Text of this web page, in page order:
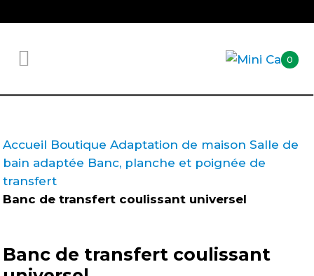
0
Accueil Boutique Adaptation de maison Salle de
bain adaptée Banc, planche et poignée de
transfert
Banc de transfert coulissant universel
Banc de transfert coulissant